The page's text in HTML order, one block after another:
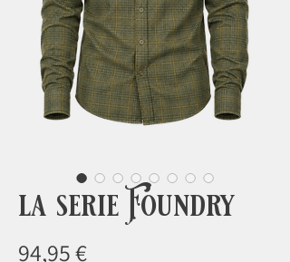
la serie Foundry
94,95 €Prezzo